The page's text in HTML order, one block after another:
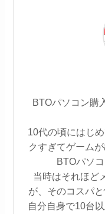
BTOパソコン購
10代の頃にはじ
クすぎてゲーム
BTOパソ
当時はそれほど
が、そのコスパ
自分自身で10台